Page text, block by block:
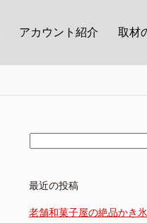
アカウント紹介 取材
最近の投稿
老舗和菓子屋の絶品かき